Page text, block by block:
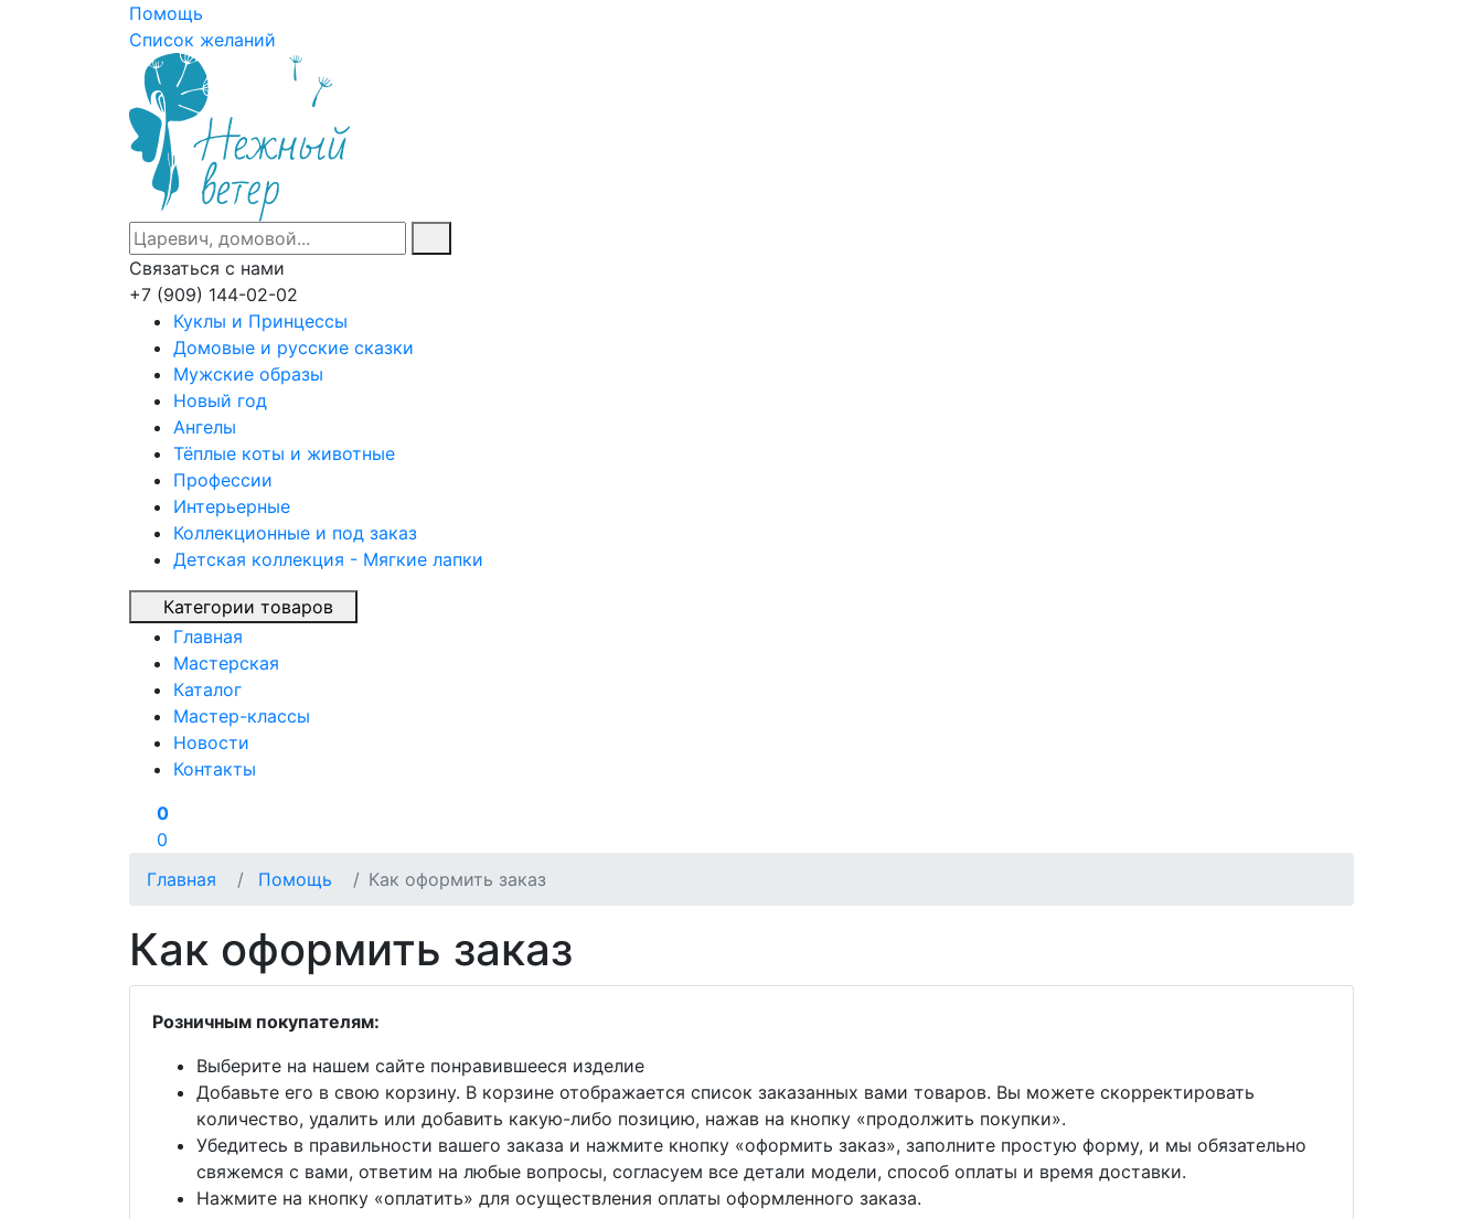
Помощь
Список желаний
Связаться с нами
+7 (909) 144-02-02
Куклы и Принцессы
Домовые и русские сказки
Мужские образы
Новый год
Ангелы
Тёплые коты и животные
Профессии
Интерьерные
Коллекционные и под заказ
Детская коллекция - Мягкие лапки
Категории товаров
Главная
Мастерская
Каталог
Мастер-классы
Новости
Контакты
0
0
Главная
Помощь Как оформить заказ
Как оформить заказ
Розничным покупателям:
Выберите на нашем сайте понравившееся изделие
Добавьте его в свою корзину. В корзине отображается список заказанных вами товаров. Вы можете скорректировать
количество, удалить или добавить какую-либо позицию, нажав на кнопку «продолжить покупки».
Убедитесь в правильности вашего заказа и нажмите кнопку «оформить заказ», заполните простую форму, и мы обязательно
свяжемся с вами, ответим на любые вопросы, согласуем все детали модели, способ оплаты и время доставки.
Нажмите на кнопку «оплатить» для осуществления оплаты оформленного заказа.